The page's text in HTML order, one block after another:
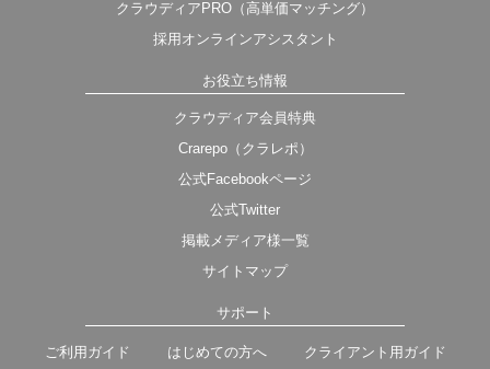
クラウディアPRO（高単価マッチング）
採用オンラインアシスタント
お役立ち情報
クラウディア会員特典
Crarepo（クラレポ）
公式Facebookページ
公式Twitter
掲載メディア様一覧
サイトマップ
サポート
ご利用ガイド はじめての方へ クライアント用ガイド